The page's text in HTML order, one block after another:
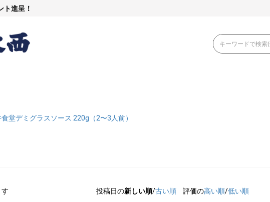
ト進呈！
焼豚など（豚肉の加工品） 牛丼など（牛肉の加工品）
堂デミグラスソース 220g（2〜3人前）
投稿日の新しい順/古い順 評価の高い順/低い順